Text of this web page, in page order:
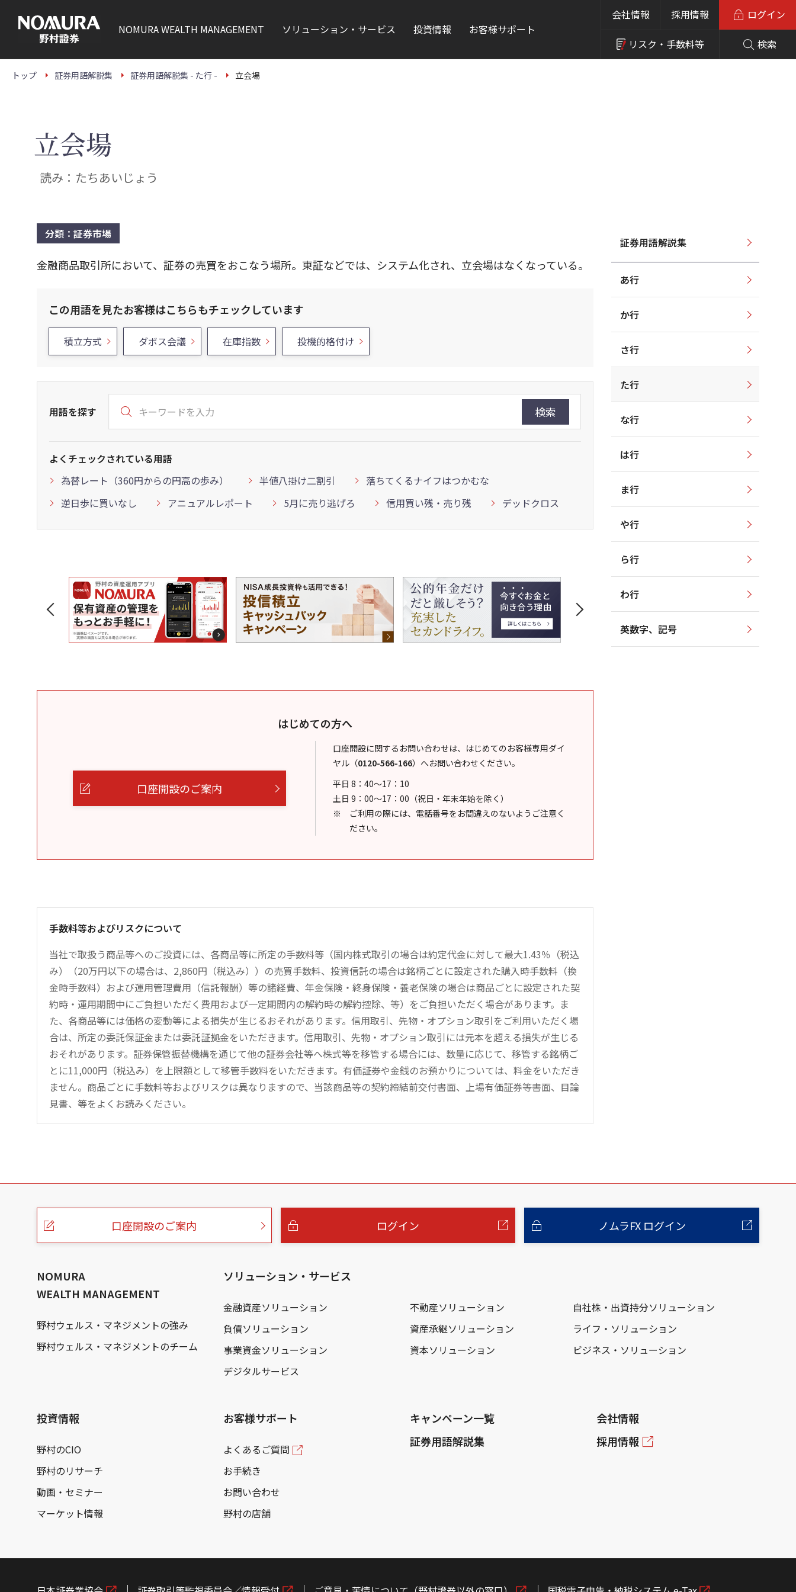
本
NOMURAWEALTH MANAGEMENT ソリューション・サービス 投資情報 お客様サポート
会社情報 採用情報
リスク・ 手数料等 検索
ログイン
トップ 証券用語解説集 証券用語解説集 - た行 - 立会場
立会場
読み：たちあいじょう
分類：証券市場
金融商品取引所において、証券の売買をおこなう場所。東証などでは、システム化され、立会場はなくなっている。
この用語を見たお客様はこちらもチェックしています
積立方式 ダボス会議 在庫指数 投機的格付け
用語を探す 検索
よくチェックされている用語
為替レート（360円からの円高の歩み）
半値八掛け二割引
落ちてくるナイフはつかむな
逆日歩に買いなし
アニュアルレポート 5月に売り逃げろ 信用買い残・売り残 デッドクロス
はじめての方へ
口座開設のご案内
口座開設に関するお問い合わせは、はじめてのお客様専用ダイ
ヤル （0120-566-166） へお問い合わせください。
平日 8：40～17：10
土日 9：00～17：00（祝日・年末年始を除く）
ご利用の際には、電話番号をお間違えのないようご注意く
ださい。
手数料等およびリスクについて
当社で取扱う商品等へのご投資には、各商品等に所定の手数料等（国内株式取引の場合は約定代金に対して最大1.43％（税込
み）（20万円以下の場合は、2,860円（税込み））の売買手数料、投資信託の場合は銘柄ごとに設定された購入時手数料（換
金時手数料）および運用管理費用（信託報酬）等の諸経費、年金保険・終身保険・養老保険の場合は商品ごとに設定された契
約時・運用期間中にご負担いただく費用および一定期間内の解約時の解約控除、等）をご負担いただく場合があります。ま
た、各商品等には価格の変動等による損失が生じるおそれがあります。信用取引、先物・オプション取引をご利用いただく場
合は、所定の委託保証金または委託証拠金をいただきます。信用取引、先物・オプション取引には元本を超える損失が生じる
おそれがあります。証券保管振替機構を通じて他の証券会社等へ株式等を移管する場合には、数量に応じて、移管する銘柄ご
とに11,000円（税込み）を上限額として移管手数料をいただきます。有価証券や金銭のお預かりについては、料金をいただき
ません。商品ごとに手数料等およびリスクは異なりますので、当該商品等の契約締結前交付書面、上場有価証券等書面、目論
見書、等をよくお読みください。
証券用語解説集
あ行
か行
さ行
た行
な行
は行
ま行
や行
ら行
わ行
英数字、記号
こ
口座開設のご案内 ログイン ノムラFX ログイン
NOMURA
WEALTH MANAGEMENT
野村ウェルス・マネジメントの強み
野村ウェルス・マネジメントのチーム
ソリューション・サービス
金融資産ソリューション 不動産ソリューション
自社株・出資持分ソリューション
負債ソリューション
資産承継ソリューション
ライフ・ソリューション
事業資金ソリューション
資本ソリューション
ビジネス・ソリューション
デジタルサービス
投資情報
野村のCIO
野村のリサーチ
動画・セミナー
マーケット情報
お客様サポート
よくあるご質問
お手続き
お問い合わせ
野村の店舗
キャンペーン一覧
証券用語解説集
会社情報
採用情報